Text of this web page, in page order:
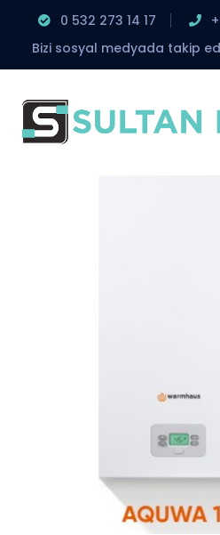
0 532 273 14 17
Bizi sosyal medyada takip